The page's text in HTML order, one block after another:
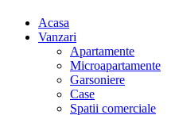
Acasa
Vanzari
Apartamente
Microapartamente
Garsoniere
Case
Spatii comerciale